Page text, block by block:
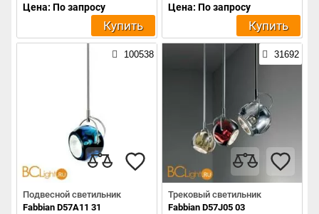
Цена: По запросу
Купить
Цена: По запросу
Купить
100538
Подвесной светильник
Fabbian D57A11 31
31692
Трековый светильник
Fabbian D57J05 03